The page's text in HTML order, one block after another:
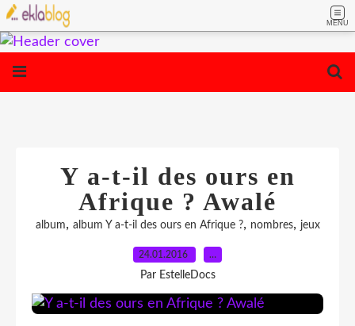
MENU
Y a-t-il des ours en
Afrique ? Awalé
album, album Y a-t-il des ours en Afrique ?, nombres, jeux
24.01.2016 …
Par EstelleDocs